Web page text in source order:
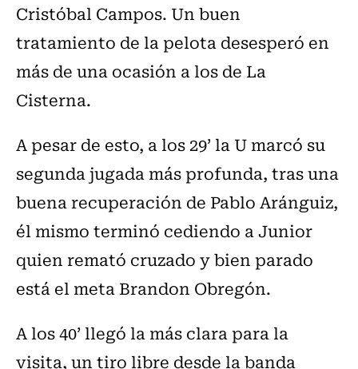
Cristóbal Campos. Un buen
tratamiento de la pelota desesperó en
más de una ocasión a los de La
Cisterna.
A pesar de esto, a los 29’ la U marcó su
segunda jugada más profunda, tras una
buena recuperación de Pablo Aránguiz,
él mismo terminó cediendo a Junior
quien remató cruzado y bien parado
está el meta Brandon Obregón.
A los 40’ llegó la más clara para la
visita, un tiro libre desde la banda